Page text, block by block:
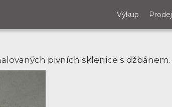
Výkup Prodej
pivních sklenice s džbánem.